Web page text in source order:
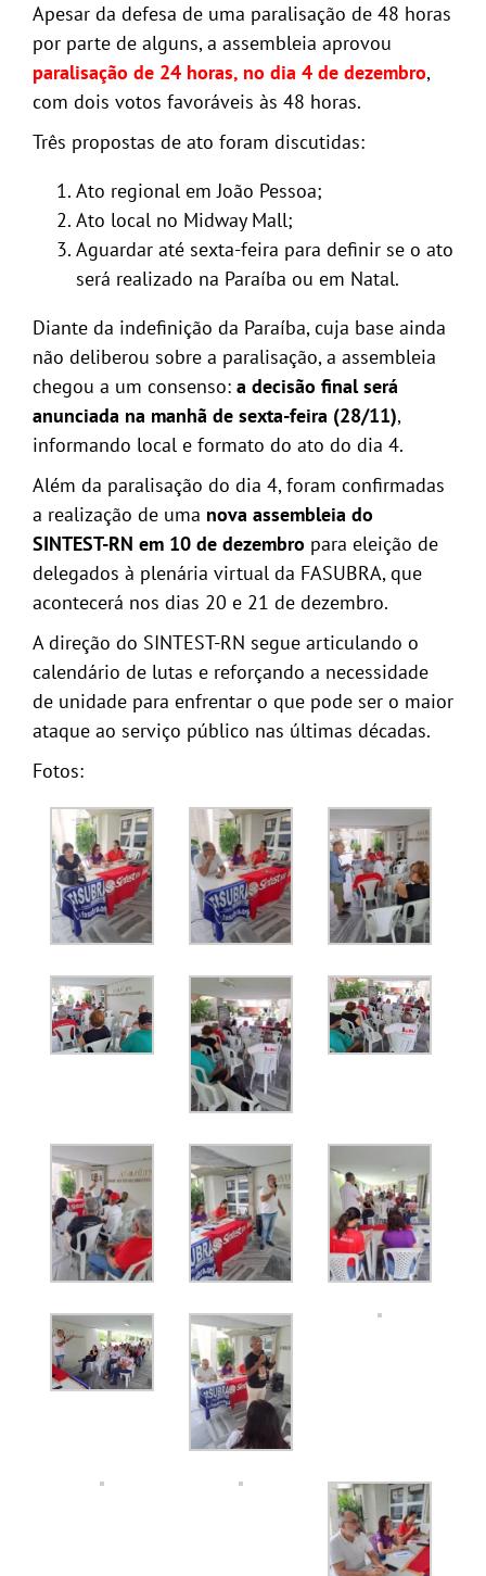
Apesar da defesa de uma paralisação de 48 horas
por parte de alguns, a assembleia aprovou
paralisação de 24 horas, no dia 4 de dezembro,
com dois votos favoráveis às 48 horas.
Três propostas de ato foram discutidas:
Ato regional em João Pessoa;
Ato local no Midway Mall;
Aguardar até sexta-feira para definir se o ato
será realizado na Paraíba ou em Natal.
Diante da indefinição da Paraíba, cuja base ainda
não deliberou sobre a paralisação, a assembleia
chegou a um consenso: a decisão final será
anunciada na manhã de sexta-feira (28/11),
informando local e formato do ato do dia 4.
Além da paralisação do dia 4, foram confirmadas
a realização de uma nova assembleia do
SINTEST-RN em 10 de dezembro para eleição de
delegados à plenária virtual da FASUBRA, que
acontecerá nos dias 20 e 21 de dezembro.
A direção do SINTEST-RN segue articulando o
calendário de lutas e reforçando a necessidade
de unidade para enfrentar o que pode ser o maior
ataque ao serviço público nas últimas décadas.
Fotos: